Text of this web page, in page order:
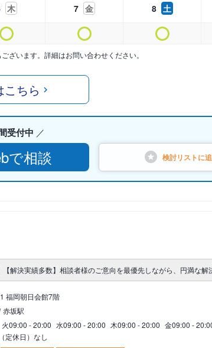
木 7 金 8 土
ざいます。詳細はお問い合わせください。
こちら
受付中
で相談 検討リストに
【解決実績多数】相談者様のご意向を最優先しながら、円満な解
福岡朝日会館7階
赤坂駅
火09:00 - 20:00 水09:00 - 20:00 木09:00 - 20:00 金09:00 -
（定休日）なし